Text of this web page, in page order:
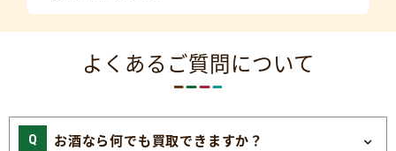
よくあるご質問について
お酒なら何でも買取できますか？